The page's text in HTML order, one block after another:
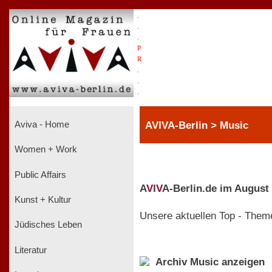
P
R
Aviva - Home
Women + Work
Public Affairs
Kunst + Kultur
Jüdisches Leben
Literatur
AVIVA-Berlin > Music
AVIVA-Berlin.de im August
Unsere aktuellen Top -
Archiv Music anzeigen